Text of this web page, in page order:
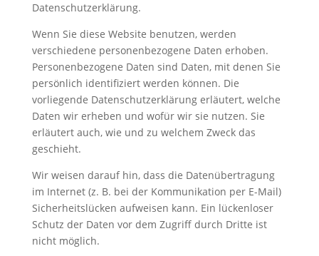
Datenschutzerklärung.
Wenn Sie diese Website benutzen, werden
verschiedene personenbezogene Daten erhoben.
Personenbezogene Daten sind Daten, mit denen Sie
persönlich identifiziert werden können. Die
vorliegende Datenschutzerklärung erläutert, welche
Daten wir erheben und wofür wir sie nutzen. Sie
erläutert auch, wie und zu welchem Zweck das
geschieht.
Wir weisen darauf hin, dass die Datenübertragung
im Internet (z. B. bei der Kommunikation per E-Mail)
Sicherheitslücken aufweisen kann. Ein lückenloser
Schutz der Daten vor dem Zugriff durch Dritte ist
nicht möglich.